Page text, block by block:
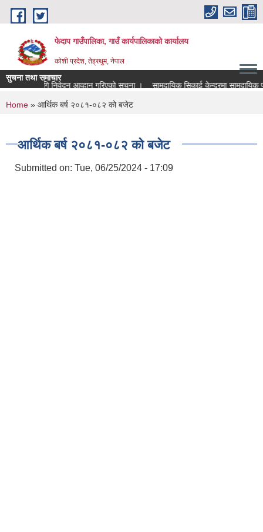
Skip to main content
फेदाप गाउँपालिका, गाउँ कार्यपालिकाको कार्यालय
कोशी प्रदेश, तेह्रथुम, नेपाल
सुचना तथा समाचार
लागि निवेदन आव्हान गरिएको सूचना ।
सामुदायिक सिकाई केन्द्रमा सामुदायिक
You are here
Home » आर्थिक बर्ष २०८१-०८२ को बजेट
आर्थिक बर्ष २०८१-०८२ को बजेट
Submitted on: Tue, 06/25/2024 - 17:09